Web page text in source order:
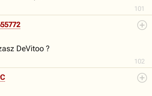
101
102
DeVitoo ?